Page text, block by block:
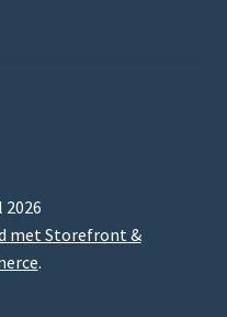
2026
met Storefront &
.